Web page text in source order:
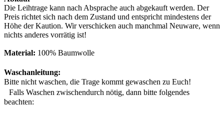
Die Leihtrage kann nach Absprache auch abgekauft werden. Der
Preis richtet sich nach dem Zustand und entspricht mindestens der
Höhe der Kaution. Wir verschicken auch manchmal Neuware, wenn
nichts anderes vorrätig ist!
Material: 100% Baumwolle
Waschanleitung:
Bitte nicht waschen, die Trage kommt gewaschen zu Euch!
Falls Waschen zwischendurch nötig, dann bitte folgendes
beachten: